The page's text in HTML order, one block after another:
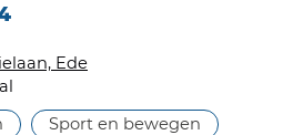
Ede
Sport en bewegen